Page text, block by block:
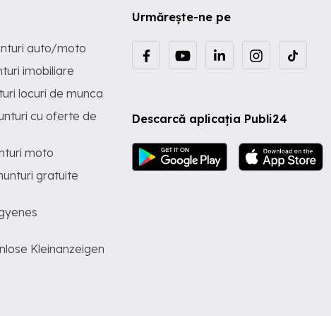
Urmărește-ne pe
Descarcă aplicația Publi24
auto/moto
imobiliare
locuri de munca
cu oferte de
moto
gratuite
Kleinanzeigen